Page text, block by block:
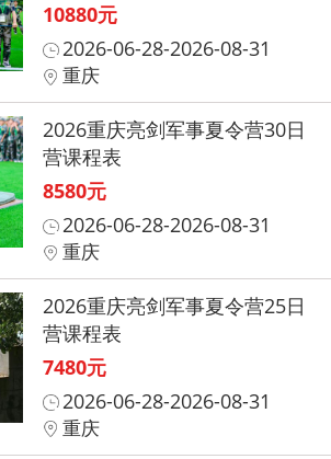
10880元
2026-06-28-2026-08-31
重庆
2026重庆亮剑军事夏令营30日
营课程表
8580元
2026-06-28-2026-08-31
重庆
2026重庆亮剑军事夏令营25日
营课程表
7480元
2026-06-28-2026-08-31
重庆